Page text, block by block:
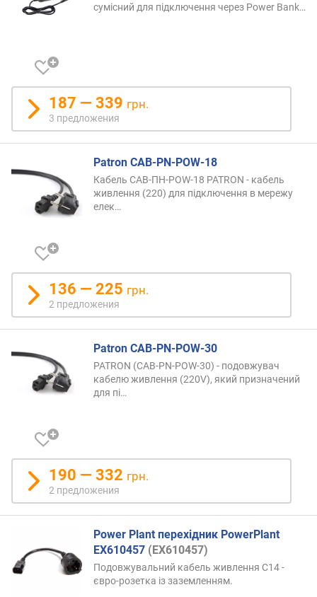
сумісний для підключення через Power Bank…
187 — 339 грн.
3 предложения
Patron CAB-PN-POW-18
Кабель CAB-ПН-POW-18 PATRON - кабель
живлення (220) для підключення в мережу
елек…
136 — 225 грн.
2 предложения
Patron CAB-PN-POW-30
PATRON (CAB-PN-POW-30) - подовжувач
кабелю живлення (220V), який призначений
для пі…
190 — 332 грн.
2 предложения
Power Plant перехідник PowerPlant
EX610457 (EX610457)
Подовжувальний кабель живлення C14 -
євро-розетка із заземленням.